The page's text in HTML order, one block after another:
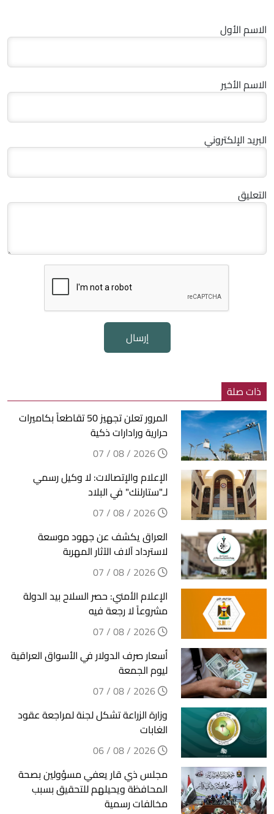
الاسم الأول
الاسم الأخير
البريد الإلكتروني
التعليق
إرسال
ذات صلة
المرور تعلن تجهيز 50 تقاطعاً بكاميرات
حرارية ورادارات ذكية
الإعلام والإتصالات: لا وكيل رسمي
لـ"ستارلنك" في البلاد
العراق يكشف عن جهود موسعة
لاسترداد آلاف الآثار المهربة
الإعلام الأمني: حصر السلاح بيد الدولة
مشروعاً لا رجعة فيه
أسعار صرف الدولار في الأسواق العراقية
ليوم الجمعة
وزارة الزراعة تشكل لجنة لمراجعة عقود
الغابات
مجلس ذي قار يعفي مسؤولين بصحة
المحافظة ويحيلهم للتحقيق بسبب
مخالفات رسمية